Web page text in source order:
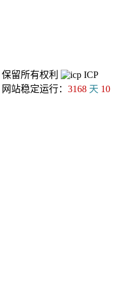
保留所有权利
ICP
网站稳定运行： 3168 天 10